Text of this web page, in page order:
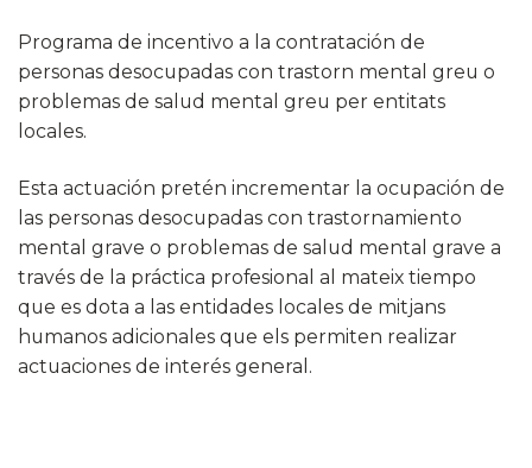
Programa de incentivo a la contratación de
personas desocupadas con trastorn mental greu o
problemas de salud mental greu per entitats
locales.
Esta actuación pretén incrementar la ocupación de
las personas desocupadas con trastornamiento
mental grave o problemas de salud mental grave a
través de la práctica profesional al mateix tiempo
que es dota a las entidades locales de mitjans
humanos adicionales que els permiten realizar
actuaciones de interés general.